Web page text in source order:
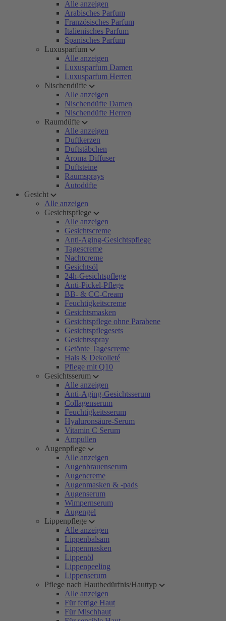
Alle anzeigen
Arabisches Parfum
Französisches Parfum
Italienisches Parfum
Spanisches Parfum
Luxusparfum
Alle anzeigen
Luxusparfum Damen
Luxusparfum Herren
Nischendüfte
Alle anzeigen
Nischendüfte Damen
Nischendüfte Herren
Raumdüfte
Alle anzeigen
Duftkerzen
Duftstäbchen
Aroma Diffuser
Duftsteine
Raumsprays
Autodüfte
Gesicht
Alle anzeigen
Gesichtspflege
Alle anzeigen
Gesichtscreme
Anti-Aging-Gesichtspflege
Tagescreme
Nachtcreme
Gesichtsöl
24h-Gesichtspflege
Anti-Pickel-Pflege
BB- & CC-Cream
Feuchtigkeitscreme
Gesichtsmasken
Gesichtspflege ohne Parabene
Gesichtspflegesets
Gesichtsspray
Getönte Tagescreme
Hals & Dekolleté
Pflege mit Q10
Gesichtsserum
Alle anzeigen
Anti-Aging-Gesichtsserum
Collagenserum
Feuchtigkeitsserum
Hyaluronsäure-Serum
Vitamin C Serum
Ampullen
Augenpflege
Alle anzeigen
Augenbrauenserum
Augencreme
Augenmasken & -pads
Augenserum
Wimpernserum
Augengel
Lippenpflege
Alle anzeigen
Lippenbalsam
Lippenmasken
Lippenöl
Lippenpeeling
Lippenserum
Pflege nach Hautbedürfnis/Hauttyp
Alle anzeigen
Für fettige Haut
Für Mischhaut